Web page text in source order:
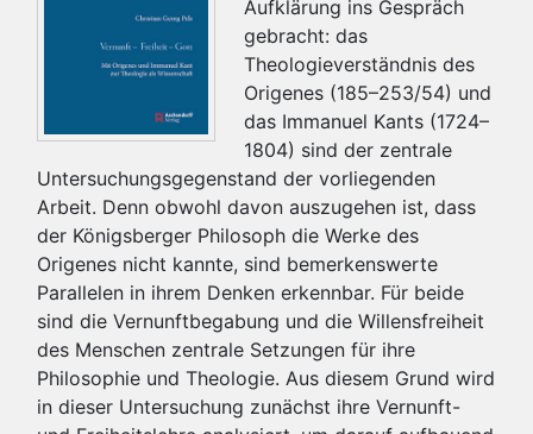
Aufklärung ins Gespräch
gebracht: das
Theologieverständnis des
Origenes (185–253/54) und
das Immanuel Kants (1724–
1804) sind der zentrale
Untersuchungsgegenstand der vorliegenden
Arbeit. Denn obwohl davon auszugehen ist, dass
der Königsberger Philosoph die Werke des
Origenes nicht kannte, sind bemerkenswerte
Parallelen in ihrem Denken erkennbar. Für beide
sind die Vernunftbegabung und die Willensfreiheit
des Menschen zentrale Setzungen für ihre
Philosophie und Theologie. Aus diesem Grund wird
in dieser Untersuchung zunächst ihre Vernunft-